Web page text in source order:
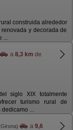
construida alrededor
y decorada de
...
a 8,3 km de
siglo XIX totalmente
turismo rural de
...
a 9,6